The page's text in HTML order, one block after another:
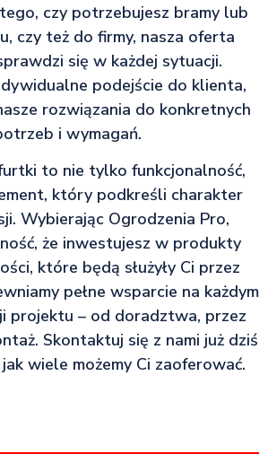
czy potrzebujesz bramy lub
czy też do firmy, nasza oferta
się w każdej sytuacji.
podejście do klienta,
rozwiązania do konkretnych
i wymagań.
to nie tylko funkcjonalność,
który podkreśli charakter
Wybierając Ogrodzenia Pro,
że inwestujesz w produkty
które będą służyły Ci przez
pełne wsparcie na każdym
projektu – od doradztwa, przez
Skontaktuj się z nami już dziś
wiele możemy Ci zaoferować.